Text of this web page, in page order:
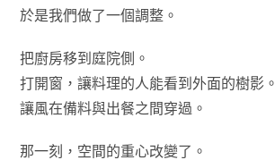
於是我們做了一個調整。
把廚房移到庭院側。
打開窗，讓料理的人能看到外面的樹影。
讓風在備料與出餐之間穿過。
那一刻，空間的重心改變了。